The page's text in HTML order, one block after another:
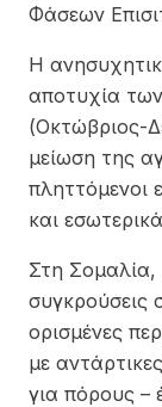
Φάσεων
Η
αποτυχία
(Οκτώβριος-
μείωση της
πληττόμενοι
και
Στη Σομαλία,
συγκρούσεις
ορισμένες
με
για πόρους –